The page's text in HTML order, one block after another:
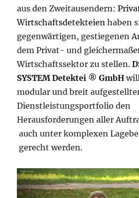
aus den Zweitausendern:
Wirtschaftsdetekteien haben
gegenwärtigen, gestiegenen
dem Privat- und
Wirtschaftssektor zu stellen.
SYSTEM Detektei ®GmbH
modular und breit
Dienstleistungsportfolio den
Herausforderungen aller
auch unter komplexen
gerecht werden.